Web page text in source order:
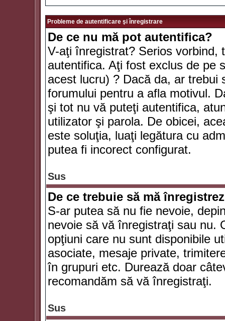
Probleme de autentificare şi înregistrare
De ce nu mă pot autentifica?
V-aţi înregistrat? Serios vorbind,
autentifica. Aţi fost exclus de pe
acest lucru) ? Dacă da, ar trebui
forumului pentru a afla motivul.
şi tot nu vă puteţi autentifica,
utilizator şi parola. De obicei,
este soluţia, luaţi legătura cu
putea fi incorect configurat.
Sus
De ce trebuie să mă
S-ar putea să nu fie nevoie,
nevoie să vă înregistraţi sau nu.
opţiuni care nu sunt disponibile
asociate, mesaje private,
în grupuri etc. Durează doar
recomandăm să vă înregistraţi.
Sus